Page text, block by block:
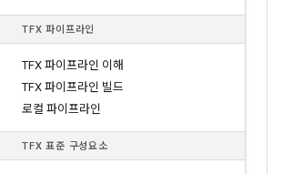
TFX 파이프라인
TFX 파이프라인 이해
TFX 파이프라인 빌드
로컬 파이프라인
TFX 표준 구성요소